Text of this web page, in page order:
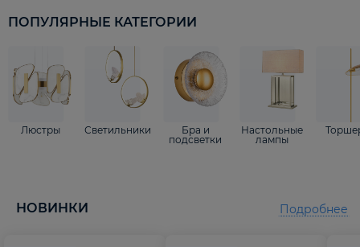
ПОПУЛЯРНЫЕ КАТЕГОРИИ
Люстры Светильники
Бра и
подсветки
Настольные
лампы
НОВИНКИ Подробнее